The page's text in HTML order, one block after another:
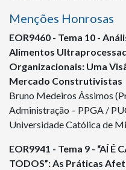
Menções Honrosas
EOR9460 - Tema 10 -
Alimentos
Organizacionais: Uma
Mercado Construtivistas
Bruno Medeiros Ássimos
Administração – PPGA /
Universidade Católica de
EOR9941 - Tema 9 - “AÍ É
TODOS”: As Práticas